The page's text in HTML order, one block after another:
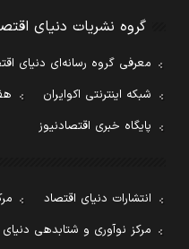
گروه نشریات دنیای
معرفی گروه رسانه‌ای دنیای
شبکه اینترنتی اکوایران
پایگاه خبری اقتصادنیوز
انتشارات دنیای اقتصاد
مرکز نوآوری و شتابدهی دنیای